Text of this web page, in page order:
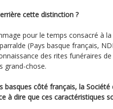
cette distinction ?
pour le temps consacré à
(Pays basque français,
des rites funéraires
grand-chose.
basques côté français, la Société
à dire que ces caractéristiques